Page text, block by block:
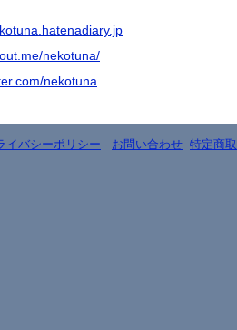
nekotuna/
nekotuna
イバシーポリシー - お問い合わせ- 特定商